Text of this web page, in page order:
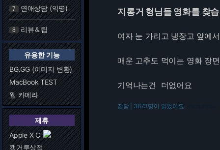
7 연애상담 (익명)
8 리뷰＆팁
유용한 기능
BG.GG (이미지 변환)
MacBook TEST
웹 카메라
제휴
Apple X C
캥거루상점
지롱거 형님들 영화를 찾
여자 눈 가리고 냉장고 앞에
매운 고추도 먹이는 영화 장
기억나는건 더없어요
잡담 | 3873명이 읽었어요.